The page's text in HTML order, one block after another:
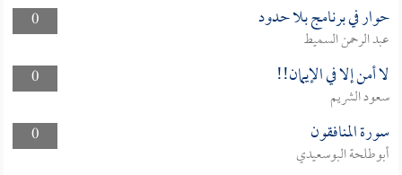
0 حوار في برنامج بلا حدود
عبد الرحمن السميط
0
لا أمن إلا في الإيمان!!
سعود الشريم
0
سورة المنافقون
أبوطلحة البوسعيدي